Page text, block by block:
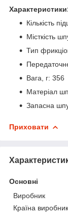
Кількість
Місткість
Тип
Вага, г: 356
Матеріал
Запасна
Приховати
Основні
Виробник
Країна виробник